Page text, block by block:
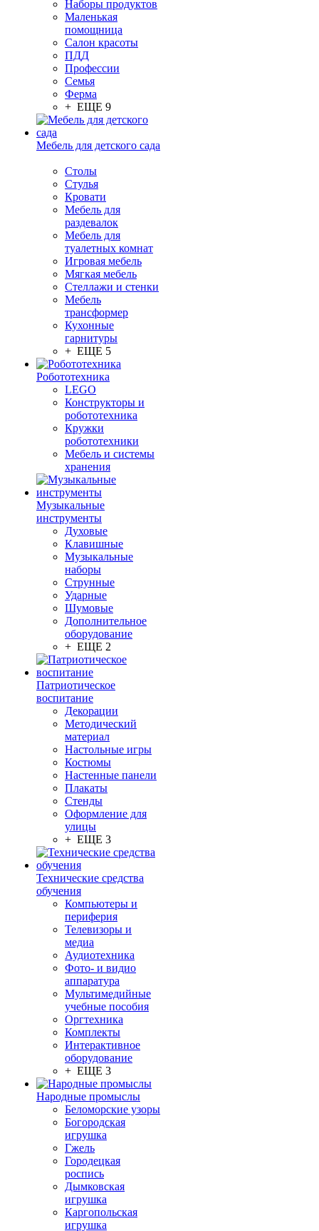
Наборы продуктов
Маленькая
помощница
Салон красоты
ПДД
Профессии
Семья
Ферма
+ ЕЩЕ 9
Мебель для детского сада
Столы
Cтулья
Кровати
Мебель для
раздевалок
Мебель для
туалетных комнат
Игровая мебель
Мягкая мебель
Стеллажи и стенки
Мебель
трансформер
Кухонные
гарнитуры
+ ЕЩЕ 5
Робототехника
LEGO
Конструкторы и
робототехника
Кружки
робототехники
Мебель и системы
хранения
Музыкальные
инструменты
Духовые
Клавишные
Музыкальные
наборы
Струнные
Ударные
Шумовые
Дополнительное
оборудование
+ ЕЩЕ 2
Патриотическое
воспитание
Декорации
Методический
материал
Настольные игры
Костюмы
Настенные панели
Плакаты
Стенды
Оформление для
улицы
+ ЕЩЕ 3
Технические средства
обучения
Компьютеры и
периферия
Телевизоры и
медиа
Аудиотехника
Фото- и видио
аппаратура
Мультимедийные
учебные пособия
Оргтехника
Комплекты
Интерактивное
оборудование
+ ЕЩЕ 3
Народные промыслы
Беломорские узоры
Богородская
игрушка
Гжель
Городецкая
роспись
Дымковская
игрушка
Каргопольская
игрушка